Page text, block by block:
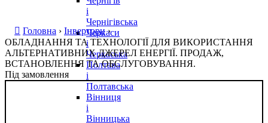
і
Чернігівська
Черкаси
і
Черкаська
Полтава
і
Полтавська
Вінниця
і
Вінницька
Головна › Інвертори›
ОБЛАДНАННЯ ТА ТЕХНОЛОГІЇ ДЛЯ ВИКОРИСТАННЯ
АЛЬТЕРНАТИВНИХ ДЖЕРЕЛ ЕНЕРГІЇ. ПРОДАЖ,
ВСТАНОВЛЕННЯ ТА ОБСЛУГОВУВАННЯ.
Під замовлення